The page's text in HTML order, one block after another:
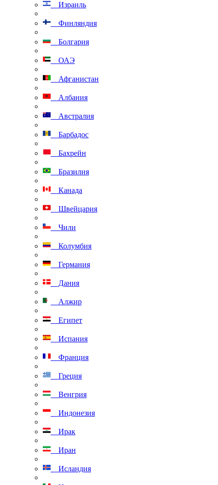
Израиль
Финляндия
Болгария
ОАЭ
Афганистан
Албания
Австралия
Барбадос
Бахрейн
Бразилия
Канада
Швейцария
Чили
Колумбия
Германия
Дания
Алжир
Египет
Испания
Франция
Греция
Венгрия
Индонезия
Ирак
Иран
Исландия